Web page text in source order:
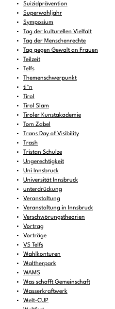
Suizidprävention
Superwahljahr
Symposium
Tag der kulturellen Vielfalt
Tag der Menschenrechte
Tag gegen Gewalt an Frauen
Teilzeit
Telfs
Themenschwerpunkt
ti*n
Tirol
Tirol Slam
Tiroler Kunstakademie
Tom Zabel
Trans Day of Visibility
Trash
Tristan Schulze
Ungerechtigkeit
Uni Innsbruck
Universität Innsbruck
unterdrückung
Veranstaltung
Veranstaltung in Innsbruck
Verschwörungstheorien
Vortrag
Vorträge
VS Telfs
Wahlkonturen
Waltherpark
WAMS
Was schafft Gemeinschaft
Wasserkraftwerk
Welt-CUP